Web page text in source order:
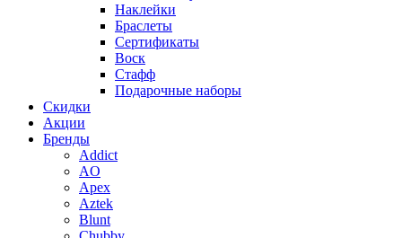
Наклейки
Браслеты
Сертификаты
Воск
Стафф
Подарочные наборы
Скидки
Акции
Бренды
Addict
AO
Apex
Aztek
Blunt